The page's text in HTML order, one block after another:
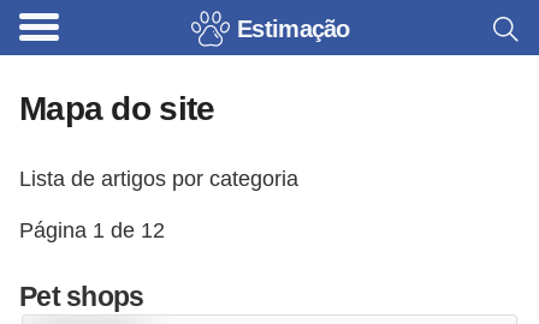
Estimação
Mapa do site
Lista de artigos por categoria
Página 1 de 12
Pet shops
B
i
q
u
d